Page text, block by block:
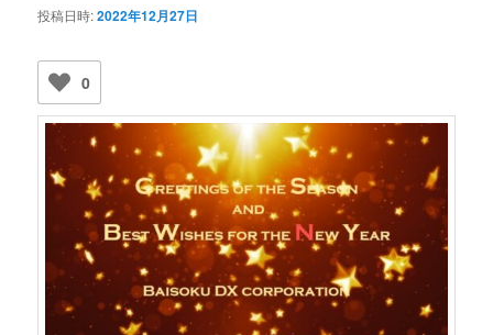
投稿日時:2022年12月27日
0